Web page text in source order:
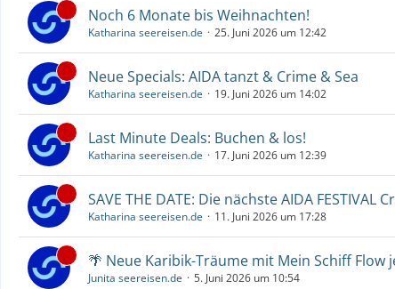
Noch 6 Monate bis Weihnachten!
Katharina seereisen.de 25. Juni 2026 um 12:42
Neue Specials: AIDA tanzt & Crime & Sea
Katharina seereisen.de 19. Juni 2026 um 14:02
Last Minute Deals: Buchen & los!
Katharina seereisen.de 17. Juni 2026 um 12:39
SAVE THE DATE: Die nächste AIDA FESTIVAL
Katharina seereisen.de 11. Juni 2026 um 17:28
🌴 Neue Karibik-Träume mit Mein Schiff Flow
Junita seereisen.de 5. Juni 2026 um 10:54